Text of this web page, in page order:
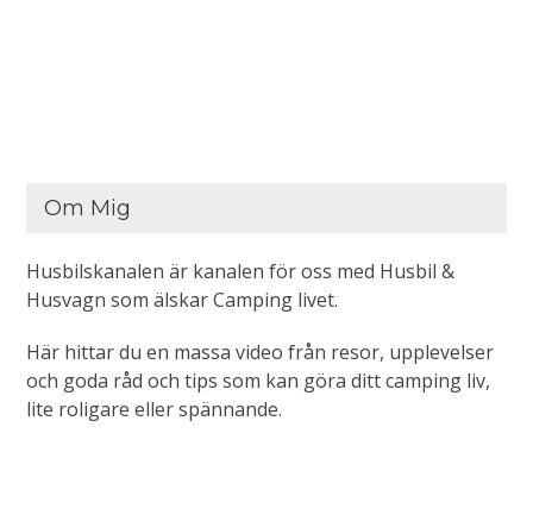
Om Mig
Husbilskanalen är kanalen för oss med Husbil &
Husvagn som älskar Camping livet.
Här hittar du en massa video från resor, upplevelser
och goda råd och tips som kan göra ditt camping liv,
lite roligare eller spännande.